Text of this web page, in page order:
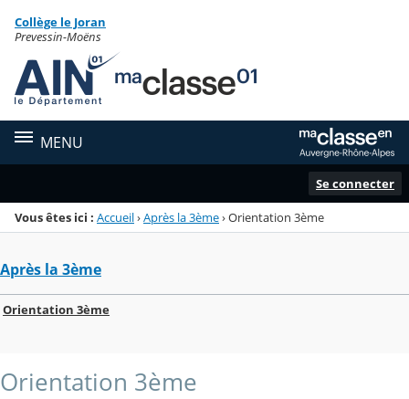
Menu de la rubrique
Contenu
Collège le Joran
Prevessin-Moëns
MENU
Se connecter
Vous êtes ici : Accueil›Après la 3ème›Orientation 3ème
Après la 3ème
Orientation 3ème
Orientation 3ème